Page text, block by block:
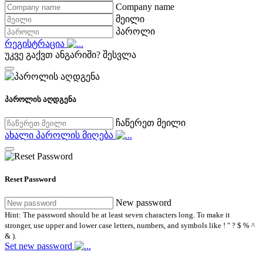
Company name
მეილი
პაროლი
რეგისტრაცია
უკვე გაქვთ ანგარიში? შესვლა
პაროლის აღდგენა
ჩაწერეთ მეილი
ახალი პაროლის მიღება
Reset Password
New password
Hint: The password should be at least seven characters long. To make it
stronger, use upper and lower case letters, numbers, and symbols like ! " ? $ % ^
& ).
Set new password